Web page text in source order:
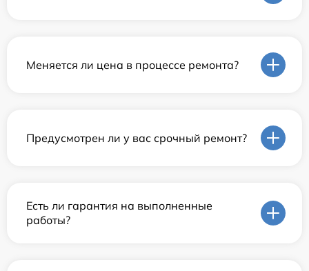
Меняется ли цена в процессе ремонта?
Предусмотрен ли у вас срочный ремонт?
Есть ли гарантия на выполненные
работы?